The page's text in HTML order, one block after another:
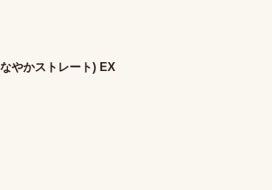
やかストレート) EX